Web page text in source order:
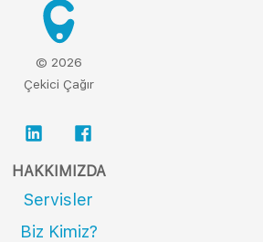
© 2026
Çekici Çağır
HAKKIMIZDA
Servisler
Biz Kimiz?